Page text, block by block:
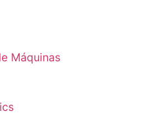
Máquinas